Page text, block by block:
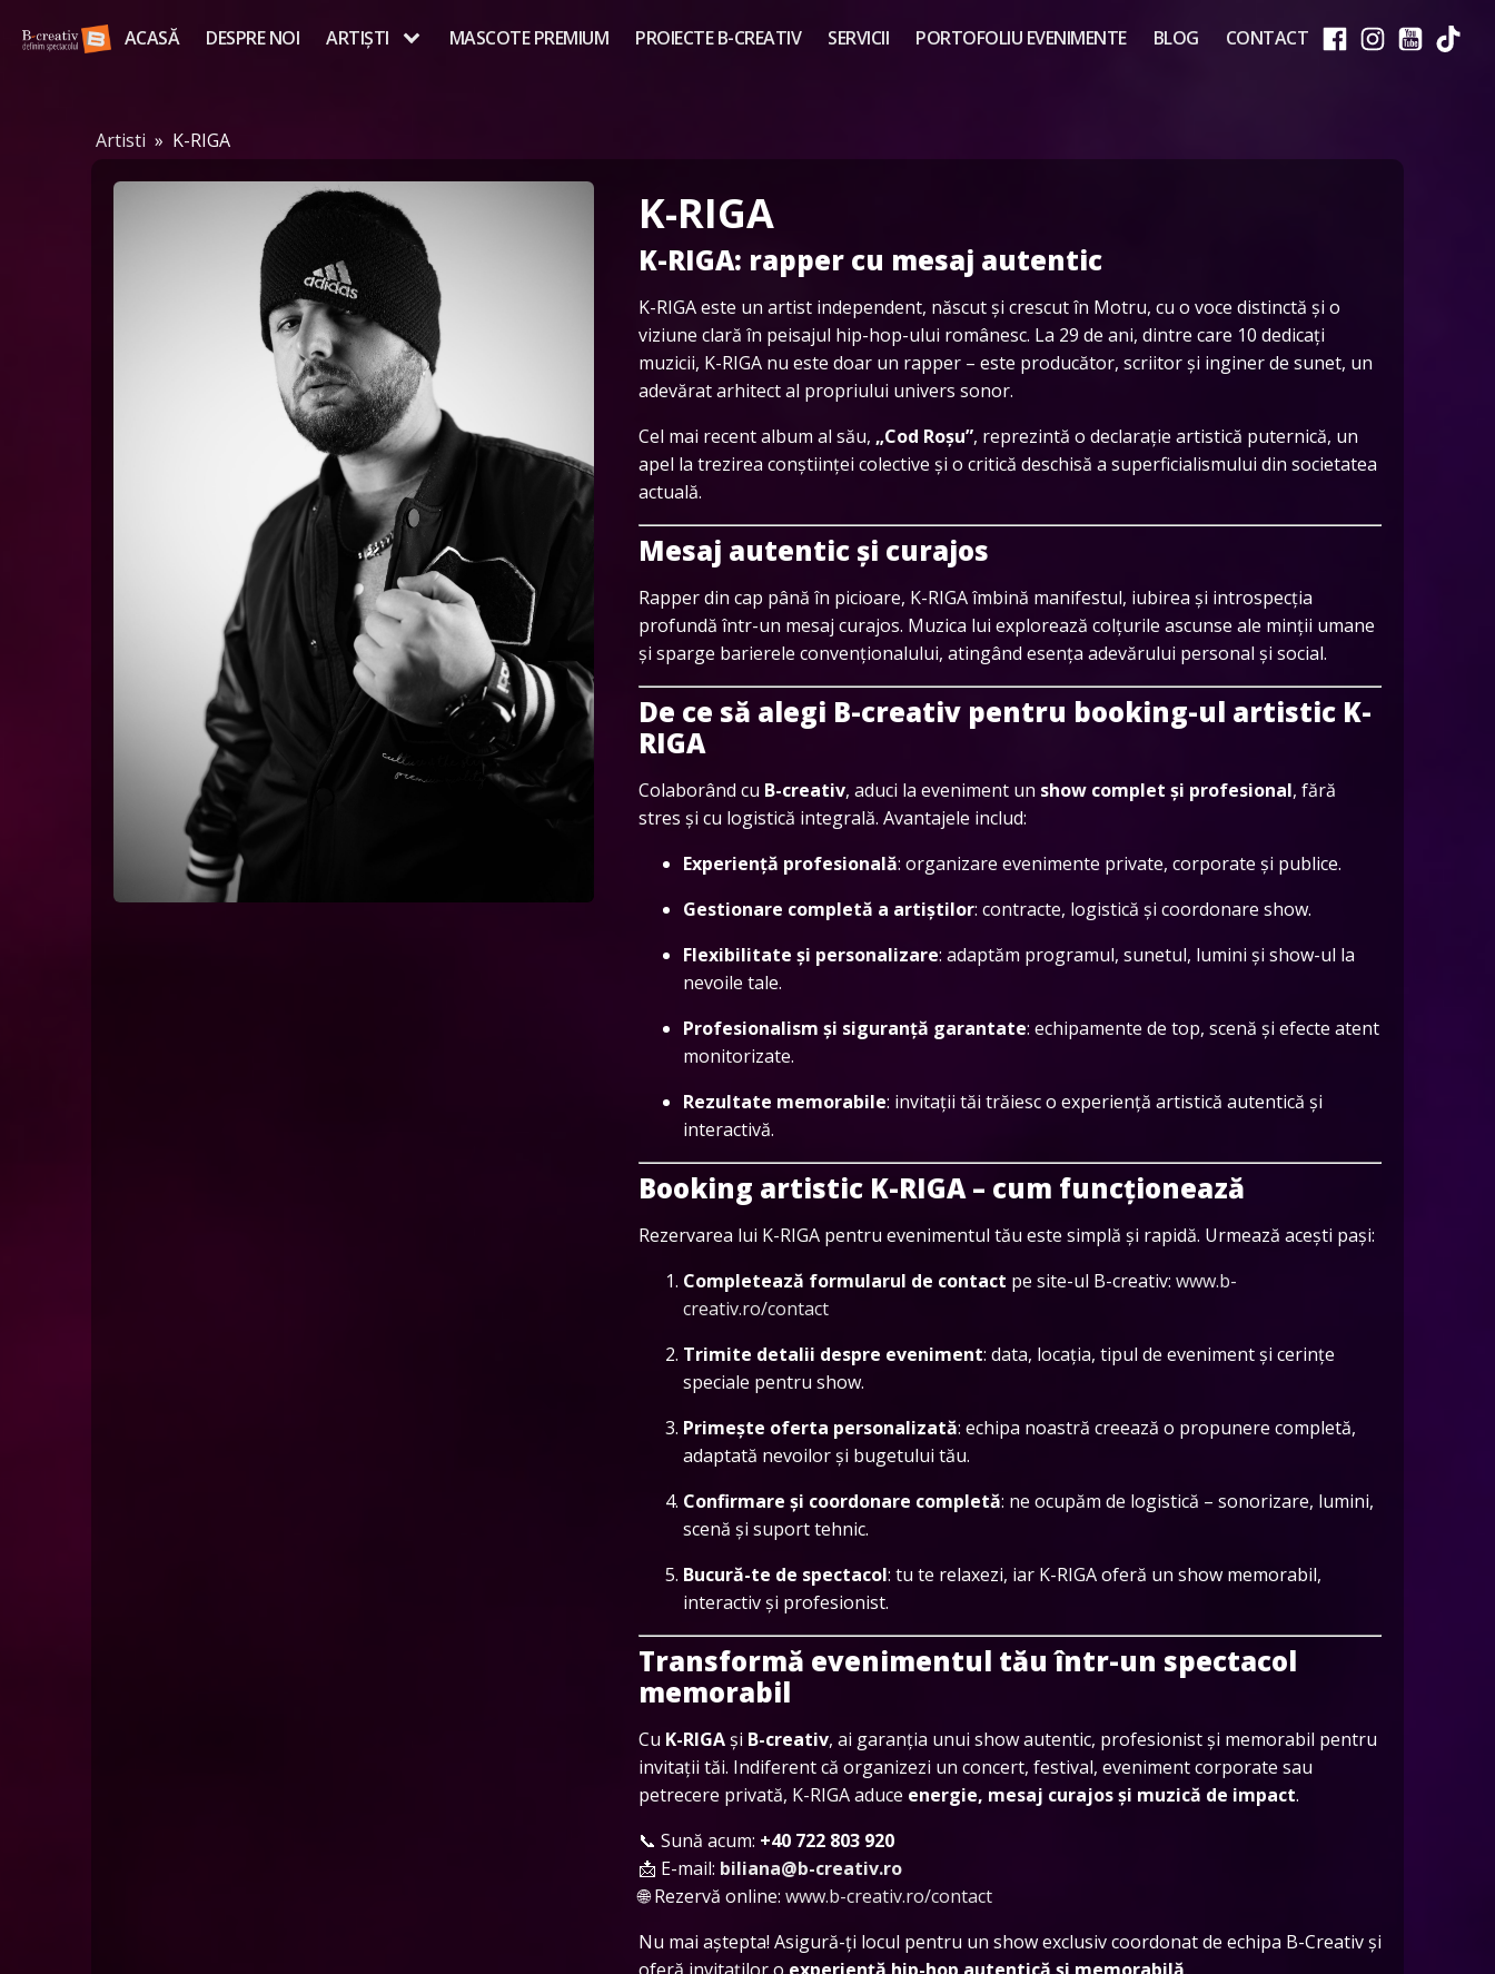
ACASĂ DESPRE NOI ARTIȘTI MASCOTE PREMIUM PROIECTE B-CREATIV SERVICII PORTOFOLIU EVENIMENTE BLOG CONTACT
Artisti » K-RIGA
K-RIGA
K-RIGA: rapper cu mesaj autentic
K-RIGA este un artist independent, născut și crescut în Motru, cu o voce distinctă și o
viziune clară în peisajul hip-hop-ului românesc. La 29 de ani, dintre care 10 dedicați
muzicii, K-RIGA nu este doar un rapper – este producător, scriitor și inginer de sunet, un
adevărat arhitect al propriului univers sonor.
Cel mai recent album al său, „Cod Roșu”, reprezintă o declarație artistică puternică, un
apel la trezirea conștiinței colective și o critică deschisă a superficialismului din societatea
actuală.
Mesaj autentic și curajos
Rapper din cap până în picioare, K-RIGA îmbină manifestul, iubirea și introspecția
profundă într-un mesaj curajos. Muzica lui explorează colțurile ascunse ale minții umane
și sparge barierele convenționalului, atingând esența adevărului personal și social.
De ce să alegi B-creativ pentru booking-ul artistic K-
RIGA
Colaborând cu B-creativ, aduci la eveniment un show complet și profesional, fără
stres și cu logistică integrală. Avantajele includ:
Experiență profesională: organizare evenimente private, corporate și publice.
Gestionare completă a artiștilor: contracte, logistică și coordonare show.
Flexibilitate și personalizare: adaptăm programul, sunetul, lumini și show-ul la
nevoile tale.
Profesionalism și siguranță garantate: echipamente de top, scenă și efecte atent
monitorizate.
Rezultate memorabile: invitații tăi trăiesc o experiență artistică autentică și
interactivă.
Booking artistic K-RIGA – cum funcționează
Rezervarea lui K-RIGA pentru evenimentul tău este simplă și rapidă. Urmează acești pași:
Completează formularul de contact pe site-ul B-creativ: www.b-
creativ.ro/contact
Trimite detalii despre eveniment: data, locația, tipul de eveniment și cerințe
speciale pentru show.
Primește oferta personalizată: echipa noastră creează o propunere completă,
adaptată nevoilor și bugetului tău.
Confirmare și coordonare completă: ne ocupăm de logistică – sonorizare, lumini,
scenă și suport tehnic.
Bucură-te de spectacol: tu te relaxezi, iar K-RIGA oferă un show memorabil,
interactiv și profesionist.
Transformă evenimentul tău într-un spectacol
memorabil
Cu K-RIGAși B-creativ, ai garanția unui show autentic, profesionist și memorabil pentru
invitații tăi. Indiferent că organizezi un concert, festival, eveniment corporate sau
petrecere privată, K-RIGA aduce energie, mesaj curajos și muzică de impact.
📞 Sună acum: +40 722 803 920
📩 E-mail: biliana@b-creativ.ro
🌐 Rezervă online: www.b-creativ.ro/contact
Nu mai aștepta! Asigură-ți locul pentru un show exclusiv coordonat de echipa B-Creativ și